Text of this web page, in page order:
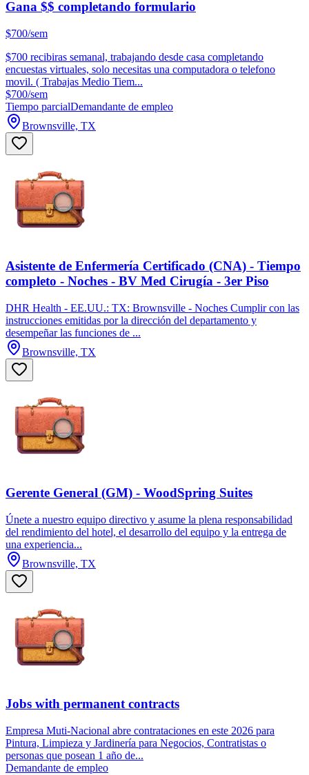
Gana $$ completando formulario
$700/sem
$700 recibiras semanal, trabajando desde casa completando
encuestas virtuales, solo necesitas una computadora o telefono
movil. ( Trabajas Medio Tiem...
$700/sem
Tiempo parcialDemandante de empleo
Brownsville, TX
Asistente de Enfermería Certificado (CNA) - Tiempo
completo - Noches - BV Med Cirugía - 3er Piso
DHR Health - EE.UU.: TX: Brownsville - Noches Cumplir con las
instrucciones emitidas por la dirección del departamento y
desempeñar las funciones de ...
Brownsville, TX
Gerente General (GM) - WoodSpring Suites
Únete a nuestro equipo directivo y asume la plena responsabilidad
del rendimiento del hotel, el desarrollo del equipo y la entrega de
una experiencia...
Brownsville, TX
Jobs with permanent contracts
Empresa Muti-Nacional abre contrataciones en este 2026 para
Pintura, Limpieza y Jardinería para Negocios, Contratistas o
personas que posean 1 año de...
Demandante de empleo